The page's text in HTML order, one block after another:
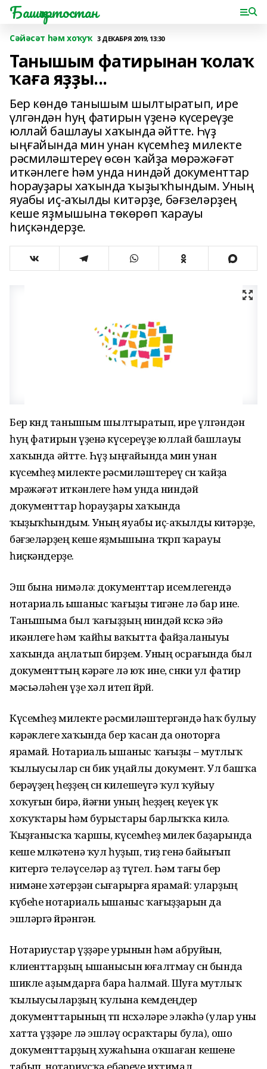
Башҡортостан
Сәйәсәт һәм хоҡуҡ 3 ДЕКАБРЯ 2019, 13:30
Танышым фатирынан ҡолаҡ
ҡаға яҙҙы...
Бер көндө танышым шылтыратып, ире
үлгәндән һуң фатирын үҙенә күсереүҙе
юллай башлауы хаҡында әйтте. Һүҙ
ыңғайында мин унан күсемһеҙ милекте
рәсмиләштереү өсөн ҡайҙа мөрәжәғәт
иткәнлеге һәм унда ниндәй документтар
һорауҙары хаҡында ҡыҙыҡһындым. Уның
яуабы иҫ-аҡылды китәрҙе, бәғзеләрҙең
кеше яҙмышына төкөрөп ҡарауы
һиҫкәндерҙе.
Бер көндө танышым шылтыратып, ире үлгәндән
һуң фатирын үҙенә күсереүҙе юллай башлауы
хаҡында әйтте. Һүҙ ыңғайында мин унан
күсемһеҙ милекте рәсмиләштереү өсөн ҡайҙа
мөрәжәғәт иткәнлеге һәм унда ниндәй
документтар һорауҙары хаҡында
ҡыҙыҡһындым. Уның яуабы иҫ-аҡылды китәрҙе,
бәғзеләрҙең кеше яҙмышына төкөрөп ҡарауы
һиҫкәндерҙе.
Эш бына нимәлә: документтар исемлегендә
нотариаль ышаныс ҡағыҙы тигәне лә бар ине.
Танышыма был ҡағыҙҙың ниндәй көскә эйә
икәнлеге һәм ҡайһы ваҡытта файҙаланыуы
хаҡында аңлатып бирҙем. Уның осрағында был
документтың кәрәге лә юҡ ине, сөнки ул фатир
мәсьәләһен үҙе хәл итеп йөрөй.
Күсемһеҙ милекте рәсмиләштергәндә һаҡ булыу
кәрәклеге хаҡында бер ҡасан да оноторға
ярамай. Нотариаль ышаныс ҡағыҙы – мутлыҡ
ҡылыусылар өсөн бик уңайлы документ. Ул башҡа
берәүҙең һеҙҙең өсөн килешеүгә ҡул ҡуйыу
хоҡуғын бирә, йәғни уның һеҙҙең кеүек үк
хоҡуҡтары һәм бурыстары барлыҡҡа килә.
Ҡыҙғанысҡа ҡаршы, күсемһеҙ милек баҙарында
кеше мөлкәтенә ҡул һуҙып, тиҙ генә байығып
китергә теләүселәр аҙ түгел. Һәм тағы бер
нимәне хәтерҙән сығарырға ярамай: уларҙың
күбеһе нотариаль ышаныс ҡағыҙҙарын да
эшләргә өйрәнгән.
Нотариустар үҙҙәре урынын һәм абруйын,
клиенттарҙың ышанысын юғалтмау өсөн бында
шикле аҙымдарға бара һалмай. Шуға мутлыҡ
ҡылыусыларҙың ҡулына кемдеңдер
документтарының төп нөсхәләре эләкһә (улар уны
хатта үҙҙәре лә эшләү осраҡтары була), ошо
документтарҙың хужаһына оҡшаған кешене